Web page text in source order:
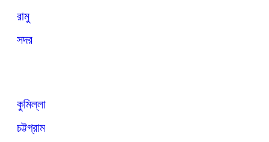
রামু
সদর
কুমিল্লা
চট্টগ্রাম